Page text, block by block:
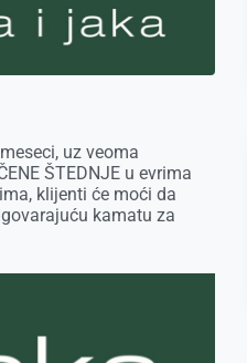
uz veoma
ŠTEDNJE u evrima
klijenti će moći da
kamatu za